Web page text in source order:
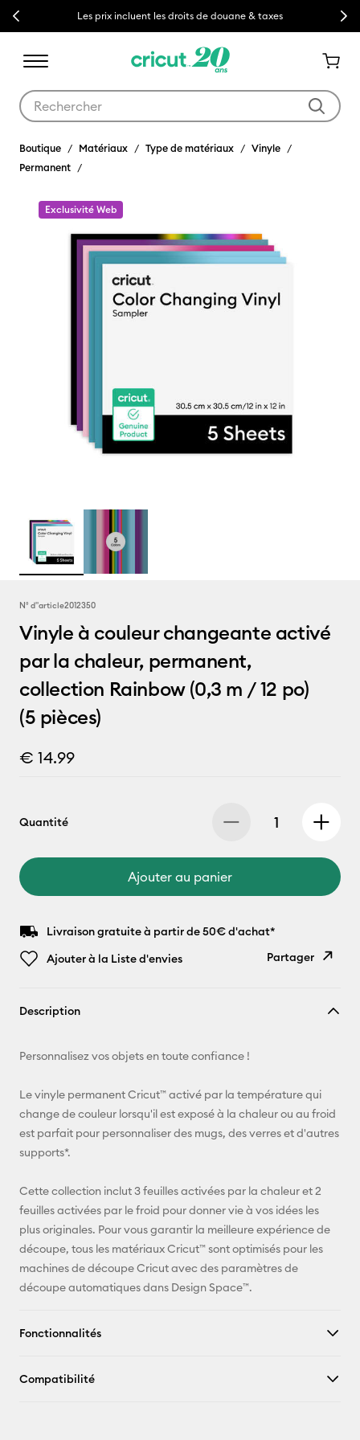
Previous Les prix incluent les droits de douane & taxes Next
Boutique Matériaux Type de matériaux
Vinyle
Permanent
Exclusivité Web
N° d''article2012350
Vinyle à couleur changeante activé
par la chaleur, permanent,
collection Rainbow (0,3 m / 12 po)
(5 pièces)
€ 14.99
Quantité
Ajouter au panier
Livraison gratuite à partir de 50€ d'achat*
Ajouter à la Liste d'envies
Partager
Pinterest
Facebook
Description
Personnalisez vos objets en toute confiance !
Le vinyle permanent Cricut™ activé par la température qui
change de couleur lorsqu'il est exposé à la chaleur ou au froid
est parfait pour personnaliser des mugs, des verres et d'autres
supports*.
Cette collection inclut 3 feuilles activées par la chaleur et 2
feuilles activées par le froid pour donner vie à vos idées les
plus originales. Pour vous garantir la meilleure expérience de
découpe, tous les matériaux Cricut™ sont optimisés pour les
machines de découpe Cricut avec des paramètres de
découpe automatiques dans Design Space™.
Fonctionnalités
Compatibilité